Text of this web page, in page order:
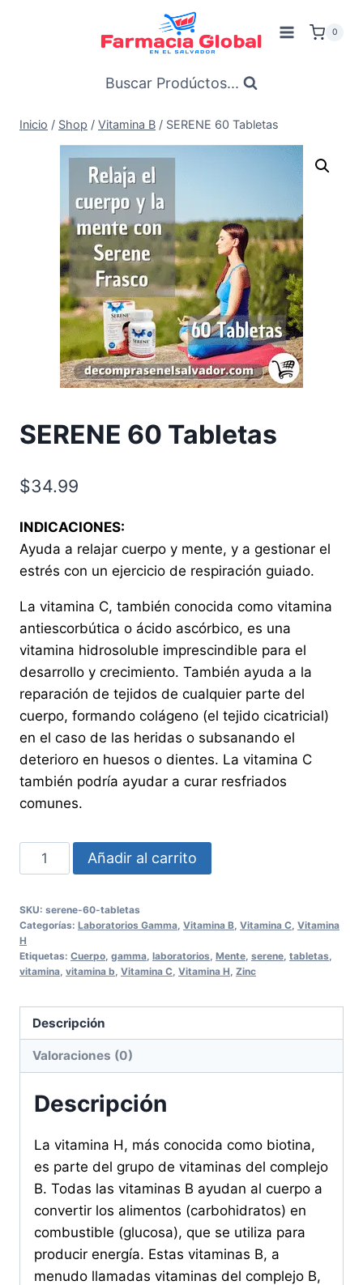
0
Buscar Prodúctos...
Inicio / Shop / Vitamina B / SERENE 60 Tabletas
SERENE 60 Tabletas
$34.99
INDICACIONES:
Ayuda a relajar cuerpo y mente, y a gestionar el
estrés con un ejercicio de respiración guiado.
La vitamina C, también conocida como vitamina
antiescorbútica o ácido ascórbico, es una
vitamina hidrosoluble imprescindible para el
desarrollo y crecimiento. También ayuda a la
reparación de tejidos de cualquier parte del
cuerpo, formando colágeno (el tejido cicatricial)
en el caso de las heridas o subsanando el
deterioro en huesos o dientes. La vitamina C
también podría ayudar a curar resfriados
comunes.
SERENE
60
cantidad
Añadir al carrito
SKU: serene-60-tabletas
Categorías: Laboratorios Gamma Vitamina B Vitamina C Vitamina
H
Etiquetas: Cuerpo gamma laboratorios Mente serene tabletas
vitamina vitamina b Vitamina C Vitamina H Zinc
Descripción
Valoraciones (0)
Descripción
La vitamina H, más conocida como biotina,
es parte del grupo de vitaminas del complejo
B. Todas las vitaminas B ayudan al cuerpo a
convertir los alimentos (carbohidratos) en
combustible (glucosa), que se utiliza para
producir energía. Estas vitaminas B, a
menudo llamadas vitaminas del complejo B,